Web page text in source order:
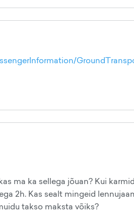
ma ka sellega jõuan? Kui
2h. Kas sealt mingeid
takso maksta võiks?